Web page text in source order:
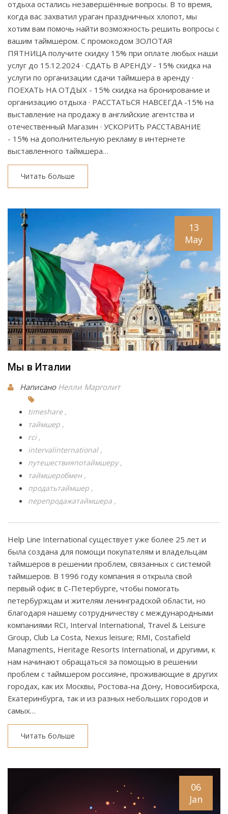
отдыха остались незавершённые вопросы. В то время,
когда вас захватил ураган праздничных хлопот, мы
хотим вам помочь найти возможность решить вопросы с
вашим таймшером. С промокодом ЗОЛОТАЯ
ПЯТНИЦА получите скидку 15% при оплате любых наши
услуг до 15.12.2024 · СДАТЬ В АРЕНДУ - 15% скидка на
услуги по организации сдачи таймшера в аренду ·
ПОЕХАТЬ НА ОТДЫХ - 15% скидка на бронирование и
организацию отдыха · РАССТАТЬСЯ НАВСЕГДА -15% на
выставление на продажу в английские агентства и
отечественный Магазин · УСКОРИТЬ РАССТАВАНИЕ
- 15% на дополнительную рекламу в интернете
выставленного таймшера…
Читать больше
13
May
Мы в Италии
Написано Нелли Марголит
timeshare
таймшер
rci
intervalinternational
путешествияпотаймшеру
таймшеробмен
продатьтаймшер
перепродажатаймшера
Help Line International существует уже более 25 лет и
была создана для помощи покупателям и владельцам
таймшеров в решении проблем, связанных с системой
таймшеров. В 1996 году компания я открыла свой
первый офис в С-Петербурге, чтобы помогать
петербуржцам и жителям ленинградской области, но
благодаря нашему сотрудничеству с международными
компаниями RCI, Interval International, Travel & Leisure
Group, Club La Costa, Nexus leisure; RMI, Costafield
Managments, Heritage Resorts International, и другими, к
нам начинают обращаться за помощью в решении
проблем с таймшером россияне, проживающие в других
городах, как их Москвы, Ростова-на Дону, Новосибирска,
Екатеринбурга, так и из разных небольших городов и
самых…
Читать больше
06
Jan